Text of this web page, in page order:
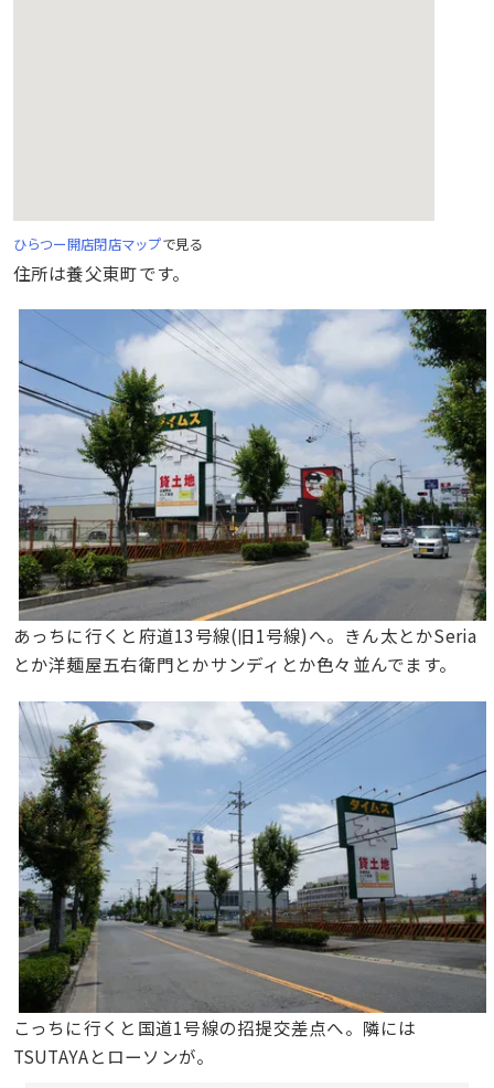
ひらつー開店閉店マップで見る
住所は養父東町です。
あっちに行くと府道13号線(旧1号線)へ。きん太とかSeria
とか洋麺屋五右衛門とかサンディとか色々並んでます。
こっちに行くと国道1号線の招提交差点へ。隣には
TSUTAYAとローソンが。